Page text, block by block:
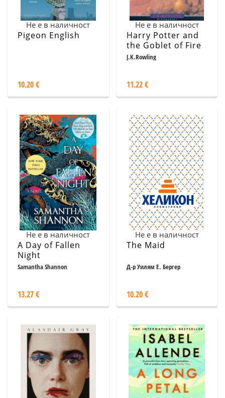
Не е в наличност
Pigeon English
10.20 €
Не е в наличност
Harry Potter and
the Goblet of Fire
J.K.Rowling
11.22 €
Не е в наличност
A Day of Fallen
Night
Samantha Shannon
13.27 €
Не е в наличност
The Maid
Д-р Уилям Е. Бергер
10.20 €